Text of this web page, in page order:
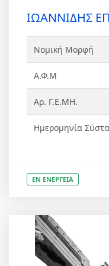
ΙΩΑΝΝΙΔΗΣ
Νομική Μορφή
Α.Φ.Μ
Αρ. Γ.Ε.ΜΗ.
Ημερομηνία
ΕΝ ΕΝΕΡΓΕΙΑ